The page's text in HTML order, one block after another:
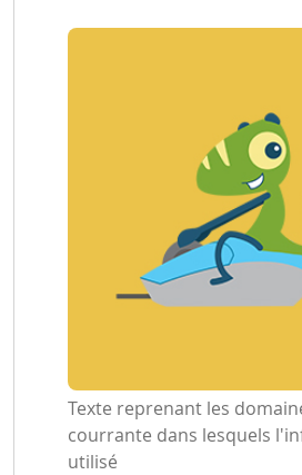
Texte reprenant les
courrante dans lesquels
utilisé